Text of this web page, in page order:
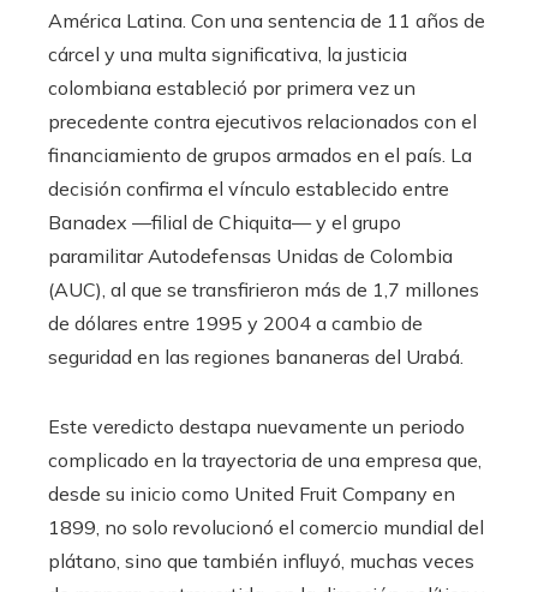
América Latina. Con una sentencia de 11 años de
cárcel y una multa significativa, la justicia
colombiana estableció por primera vez un
precedente contra ejecutivos relacionados con el
financiamiento de grupos armados en el país. La
decisión confirma el vínculo establecido entre
Banadex —filial de Chiquita— y el grupo
paramilitar Autodefensas Unidas de Colombia
(AUC), al que se transfirieron más de 1,7 millones
de dólares entre 1995 y 2004 a cambio de
seguridad en las regiones bananeras del Urabá.
Este veredicto destapa nuevamente un periodo
complicado en la trayectoria de una empresa que,
desde su inicio como United Fruit Company en
1899, no solo revolucionó el comercio mundial del
plátano, sino que también influyó, muchas veces